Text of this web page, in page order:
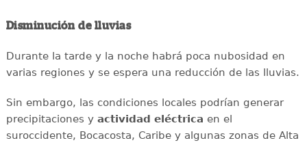
Disminución de lluvias
Durante la tarde y la noche habrá poca nubosidad en
varias regiones y se espera una reducción de las lluvias.
Sin embargo, las condiciones locales podrían generar
precipitaciones y actividad eléctrica en el
suroccidente, Bocacosta, Caribe y algunas zonas de Alta